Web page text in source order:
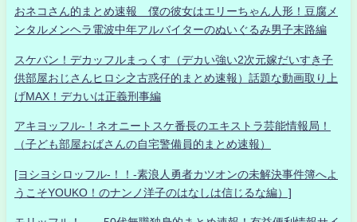
おネコさん的まとめ速報 僕の彼女はエリーちゃん人形！豆腐メ
ンタルメンヘラ電波中年アルバイターのぬいぐるみ男子末路編
スケバン！デカッフルまっくす（デカい強い2次元嫁だいすき子
供部屋おじさんヒロシ之古惑仔的まとめ速報）話題な動画取り上
げMAX！デカいは正義刑事編
アキヨッフル-！ネオニートスケ番長のエキストラ芸能情報局！
（子ども部屋おばさんの自宅警備員的まとめ速報）
[ヨシヨシロッフル-！！-素浪人勇者カツオンの未解決事件簿へよ
うこそYOUKO！のナンノ洋子のはなしは信じるな編）]